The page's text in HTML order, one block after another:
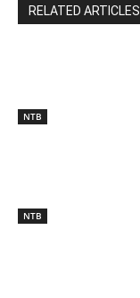
RELATED ARTICLES
NTB
NTB